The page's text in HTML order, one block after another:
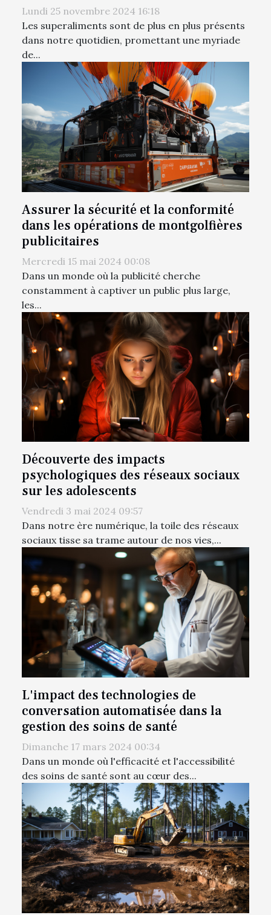
Lundi 25 novembre 2024 16:18
Les superaliments sont de plus en plus présents
dans notre quotidien, promettant une myriade
de...
Assurer la sécurité et la conformité
dans les opérations de montgolfières
publicitaires
Mercredi 15 mai 2024 00:08
Dans un monde où la publicité cherche
constamment à captiver un public plus large,
les...
Découverte des impacts
psychologiques des réseaux sociaux
sur les adolescents
Vendredi 3 mai 2024 09:57
Dans notre ère numérique, la toile des réseaux
sociaux tisse sa trame autour de nos vies,...
L'impact des technologies de
conversation automatisée dans la
gestion des soins de santé
Dimanche 17 mars 2024 00:34
Dans un monde où l'efficacité et l'accessibilité
des soins de santé sont au cœur des...